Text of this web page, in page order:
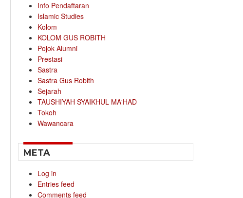
Info Pendaftaran
Islamic Studies
Kolom
KOLOM GUS ROBITH
Pojok Alumni
Prestasi
Sastra
Sastra Gus Robith
Sejarah
TAUSHIYAH SYAIKHUL MA'HAD
Tokoh
Wawancara
META
Log in
Entries feed
Comments feed